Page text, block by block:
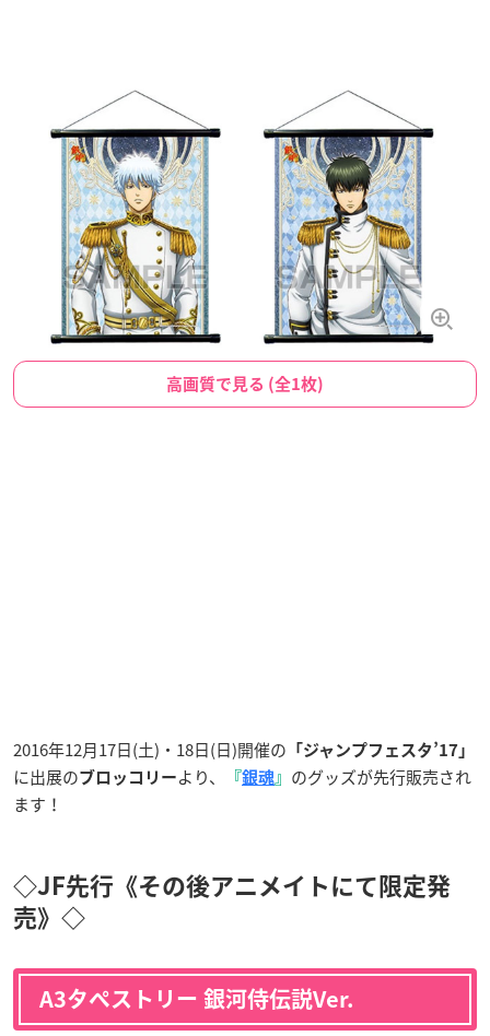
高画質で見る (全1枚)
2016年12月17日(土)・18日(日)開催の 「ジャンプフェスタ’17」
に出展のブロッコリー より、 『銀魂 』 のグッズが先行販売され
ます！
◇JF先行《その後アニメイトにて限定発
売》◇
A3タペストリー 銀河侍伝説Ver.